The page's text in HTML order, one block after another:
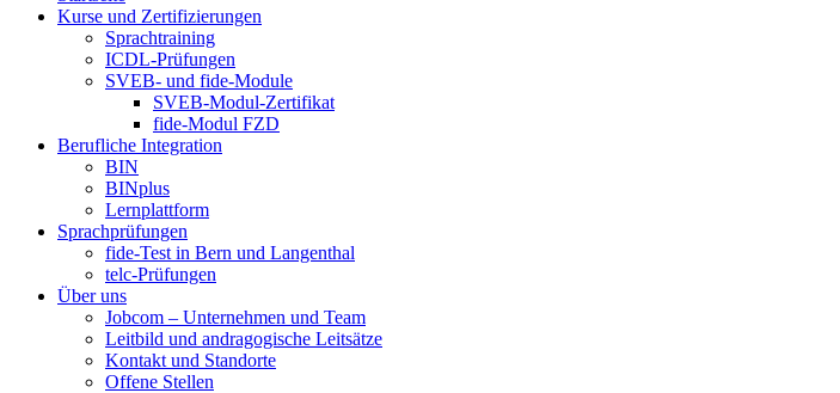
Kurse und Zertifizierungen
Sprachtraining
ICDL-Prüfungen
SVEB- und fide-Module
SVEB-Modul-Zertifikat
fide-Modul FZD
Berufliche Integration
BIN
BINplus
Lernplattform
Sprachprüfungen
fide-Test in Bern und Langenthal
telc-Prüfungen
Über uns
Jobcom – Unternehmen und Team
Leitbild und andragogische Leitsätze
Kontakt und Standorte
Offene Stellen